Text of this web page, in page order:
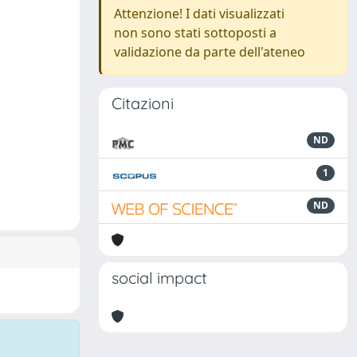
Attenzione! I dati visualizzati
non sono stati sottoposti a
validazione da parte dell'ateneo
Citazioni
ND
1
ND
social impact